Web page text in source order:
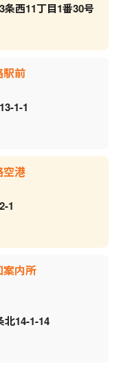
西11丁目1番30号
駅前
1-1
空港
1
案内所
北14-1-14